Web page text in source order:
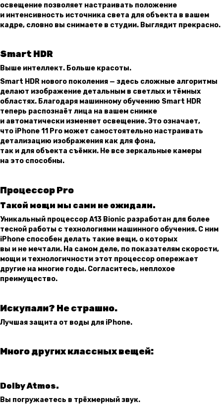
освещение позволяет настраивать положение
и интенсивность источника света для объекта в вашем
кадре, словно вы снимаете в студии. Выглядит прекрасно.
Smart HDR
Выше интеллект. Больше красоты.
Smart HDR нового поколения — здесь сложные алгоритмы
делают изображение детальным в светлых и тёмных
областях. Благодаря машинному обучению Smart HDR
теперь распознаёт лица на вашем снимке
и автоматически изменяет освещение. Это означает,
что iPhone 11 Pro может самостоятельно настраивать
детализацию изображения как для фона,
так и для объекта съёмки. Не все зеркальные камеры
на это способны.
Процессор Pro
Такой мощи мы сами не ожидали.
Уникальный процессор A13 Bionic разработан для более
тесной работы с технологиями машинного обучения. С ним
iPhone способен делать такие вещи, о которых
вы и не мечтали. На самом деле, по показателям скорости,
мощи и технологичности этот процессор опережает
другие на многие годы. Согласитесь, неплохое
преимущество.
Искупали? Не страшно.
Лучшая защита от воды для iPhone.
Много других классных вещей:
Dolby Atmos.
Вы погружаетесь в трёхмерный звук.